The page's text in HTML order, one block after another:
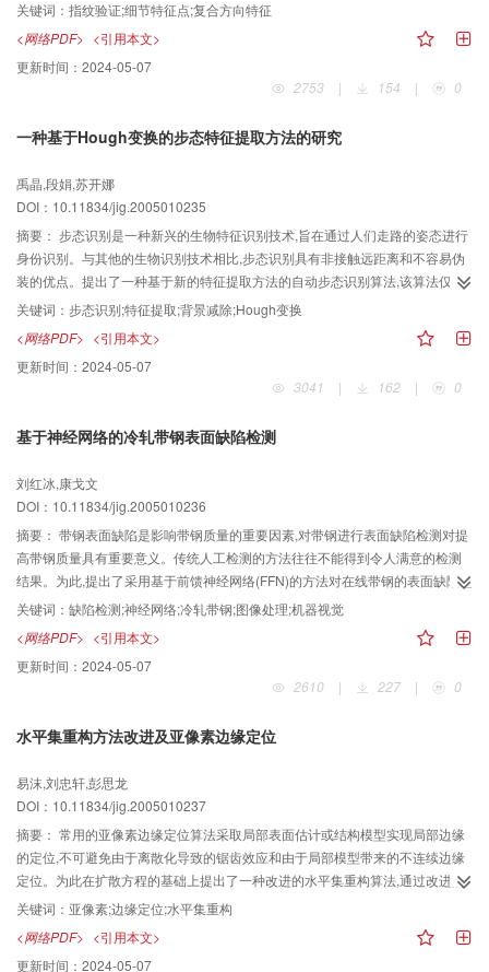
个过程组成:基于复合方向特征的细节点对搜索,它加速了指纹校准;基于复合方向
特征的匹配分值计算,它使匹配的鲁棒性增强。用国际指纹验证大赛指纹库中的
测试样本进行了测试,实验结果表明,该方法能够实现可靠、快速的指纹验证。
关键词： 指纹验证;细节特征点;复合方向特征
<网络PDF> <引用本文>
更新时间： 2024-05-07
2753
| 154 | 0
一种基于Hough变换的步态特征提取方法的研究
禹晶,段娟,苏开娜
DOI：10.11834/jig.2005010235
摘要： 步态识别是一种新兴的生物特征识别技术,旨在通过人们走路的姿态进行
身份识别。与其他的生物识别技术相比,步态识别具有非接触远距离和不容易伪
装的优点。提出了一种基于新的特征提取方法的自动步态识别算法,该算法仅从
腿部的运动进行身份识别。对于每个序列,用一种基于图像色度偏差的背景减除
算法来检测运动对象,在经过后处理的二值图像序列中利用边界跟踪算法获取对
象边界。在对象边界图像上,局部应用Hough变换检测大腿和小腿的直线,从而得
到大腿和小腿的倾斜角。用最小二乘法将一个周期内的倾斜角序列拟合成5阶多
项式,把Fourier级数展开后得到的相位与振幅的乘积定义为低维步态特征向量。
79.17%。在步态数据库不很理想的情况下也获得了较好的识别率。
关键词： 步态识别;特征提取;背景减除;Hough变换
<网络PDF> <引用本文>
更新时间： 2024-05-07
3041
| 162 | 0
基于神经网络的冷轧带钢表面缺陷检测
刘红冰,康戈文
DOI：10.11834/jig.2005010236
摘要： 带钢表面缺陷是影响带钢质量的重要因素,对带钢进行表面缺陷检测对提
高带钢质量具有重要意义。传统人工检测的方法往往不能得到令人满意的检测
结果。为此,提出了采用基于前馈神经网络(FFN)的方法对在线带钢的表面缺陷进
行检测,检测结果令人满意,表明了该方法的有效性。
关键词： 缺陷检测;神经网络;冷轧带钢;图像处理;机器视觉
<网络PDF> <引用本文>
更新时间： 2024-05-07
2610
| 227 | 0
水平集重构方法改进及亚像素边缘定位
易沫,刘忠轩,彭思龙
DOI：10.11834/jig.2005010237
摘要： 常用的亚像素边缘定位算法采取局部表面估计或结构模型实现局部边缘
的定位,不可避免由于离散化导致的锯齿效应和由于局部模型带来的不连续边缘
定位。为此在扩散方程的基础上提出了一种改进的水平集重构算法,通过改进的
水平集重构实现边缘沿切线方向的平滑;加入角点定位判断,在角点处加入角点限
制和拓扑限制以保证角点处的精确定位。通过几何图像和自然图像的亚像素边
缘提取对比实验,验证了该算法能在保持亚像素精度的同时消除锯齿效应,保持边
关键词： 亚像素;边缘定位;水平集重构
<网络PDF> <引用本文>
更新时间： 2024-05-07